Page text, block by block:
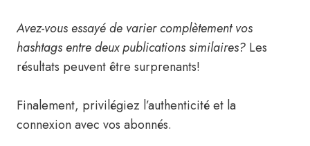
Avez-vous essayé de varier complètement vos
hashtags entre deux publications similaires? Les
résultats peuvent être surprenants!
Finalement, privilégiez l’authenticité et la
connexion avec vos abonnés.